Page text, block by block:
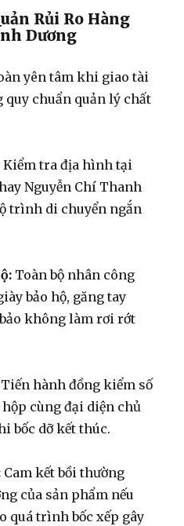
Rủi Ro Hàng
Dương
yên tâm khi giao tài
quy chuẩn quản lý chất
Kiểm tra địa hình tại
Nguyễn Chí Thanh
trình di chuyển ngắn
Toàn bộ nhân công
bảo hộ, găng tay
không làm rơi rớt
Tiến hành đồng kiểm số
cùng đại diện chủ
bốc dỡ kết thúc.
Cam kết bồi thường
của sản phẩm nếu
quá trình bốc xếp gây